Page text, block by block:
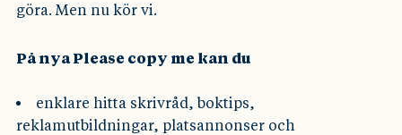
göra. Men nu kör vi.
På nya Please copy me kan du
enklare hitta skrivråd, boktips,
reklamutbildningar, platsannonser och